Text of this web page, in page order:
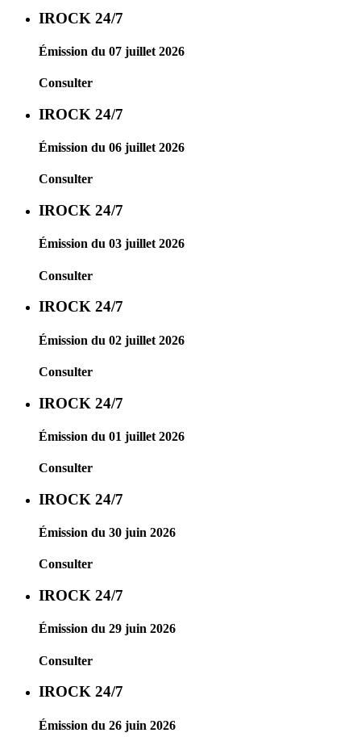
IROCK 24/7
Émission du 07 juillet 2026
Consulter
IROCK 24/7
Émission du 06 juillet 2026
Consulter
IROCK 24/7
Émission du 03 juillet 2026
Consulter
IROCK 24/7
Émission du 02 juillet 2026
Consulter
IROCK 24/7
Émission du 01 juillet 2026
Consulter
IROCK 24/7
Émission du 30 juin 2026
Consulter
IROCK 24/7
Émission du 29 juin 2026
Consulter
IROCK 24/7
Émission du 26 juin 2026